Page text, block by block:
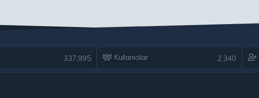
337,995 Kullanıcılar 2,340